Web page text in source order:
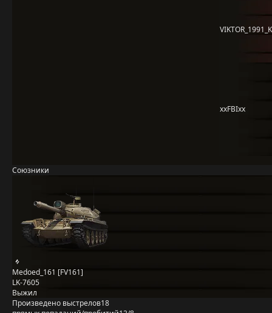
xxFBIxx
Союзники
Medoed_161 [FV161]
LK-7605
Выжил
Произведено выстрелов18